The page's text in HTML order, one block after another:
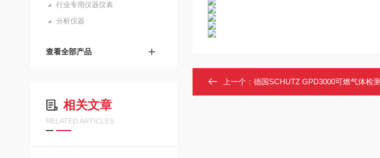
行业专用仪器仪表
分析仪器
查看全部产品
相关文章
RELATED ARTICLES
上一个： 德国SCHUTZ GPD3000可燃气体检测仪 手持泄漏测定仪 0.1–2.5% VOL